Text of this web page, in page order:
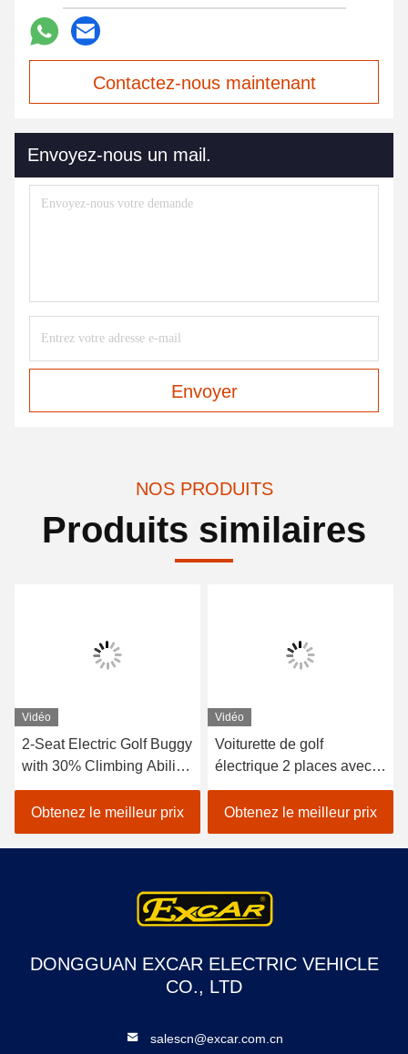
Contactez-nous maintenant
Envoyez-nous un mail.
Envoyer
NOS PRODUITS
Produits similaires
Vidéo
2-Seat Electric Golf Buggy
with 30% Climbing Ability
48V Lithium Battery
Range For 50-70 km
Obtenez le meilleur prix
Vidéo
Voiturette de golf
électrique 2 places avec
chargeur embarqué
intelligent
Obtenez le meilleur prix
DONGGUAN EXCAR ELECTRIC VEHICLE
CO., LTD
salescn@excar.com.cn